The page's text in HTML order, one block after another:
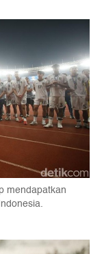
mendapatkan